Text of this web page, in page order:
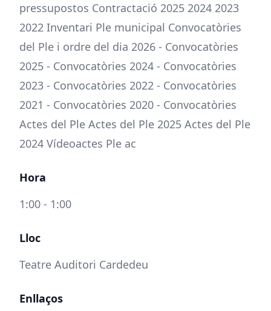
pressupostos Contractació 2025 2024 2023
2022 Inventari Ple municipal Convocatòries
del Ple i ordre del dia 2026 - Convocatòries
2025 - Convocatòries 2024 - Convocatòries
2023 - Convocatòries 2022 - Convocatòries
2021 - Convocatòries 2020 - Convocatòries
Actes del Ple Actes del Ple 2025 Actes del Ple
2024 Vídeoactes Ple ac
Hora
1:00 - 1:00
Lloc
Teatre Auditori Cardedeu
Enllaços